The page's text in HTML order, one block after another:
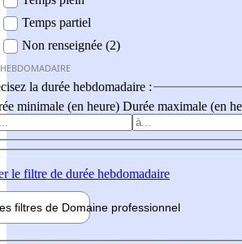
Temps partiel
Non renseignée (2)
la durée hebdomadaire :
minimale (en heure) Durée maximale (en
le filtre de durée hebdomadaire
filtres de Domaine professionnel